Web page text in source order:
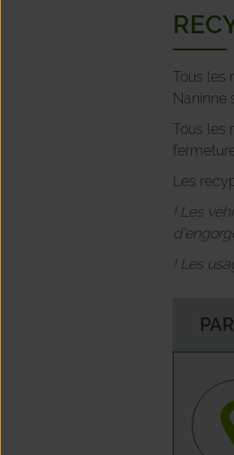
Tous les
Naninne
Tous les
Les
! Les
! Les